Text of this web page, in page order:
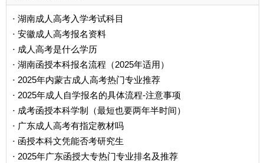
· 湖南成人高考入学考试科目
· 安徽成人高考报名资料
· 成人高考是什么学历
· ‌湖南函授本科报名流程（2025年适用）‌
· 2025年内蒙古成人高考热门专业推荐
· 2025年成人自学报名的具体流程-注意事项
· 成考函授本科学制（最短也要两年半时间）
· 广东成人高考有指定教材吗
· 函授本科文凭能否考研究生
· 2025年广东函授大专热门专业排名及推荐